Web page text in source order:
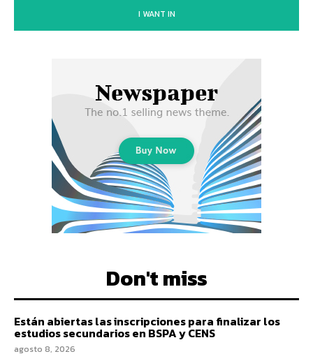
I WANT IN
Don't miss
Están abiertas las inscripciones para finalizar los
estudios secundarios en BSPA y CENS
agosto 8, 2026